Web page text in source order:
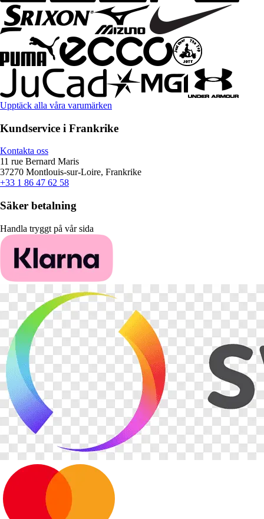
Upptäck alla våra varumärken
Kundservice i Frankrike
Kontakta oss
11 rue Bernard Maris
37270 Montlouis-sur-Loire, Frankrike
+33 1 86 47 62 58
Säker betalning
Handla tryggt på vår sida